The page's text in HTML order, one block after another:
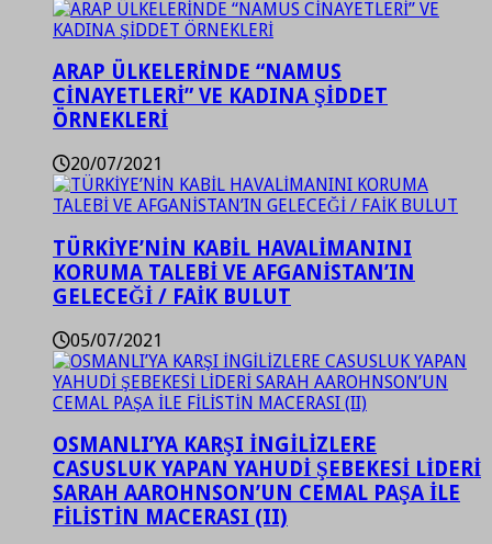
ARAP ÜLKELERİNDE “NAMUS
CİNAYETLERİ” VE KADINA ŞİDDET
ÖRNEKLERİ
20/07/2021
TÜRKİYE’NİN KABİL HAVALİMANINI
KORUMA TALEBİ VE AFGANİSTAN’IN
GELECEĞİ / FAİK BULUT
05/07/2021
OSMANLI’YA KARŞI İNGİLİZLERE
CASUSLUK YAPAN YAHUDİ ŞEBEKESİ LİDERİ
SARAH AAROHNSON’UN CEMAL PAŞA İLE
FİLİSTİN MACERASI (II)